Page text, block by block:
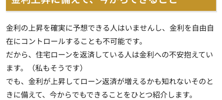
金利の上昇を確実に予想できる人はいませんし、金利を自由自
在にコントロールすることも不可能です。
だから、住宅ローンを返済している人は金利への不安抱えてい
ます。（私もそうです）
でも、金利が上昇してローン返済が増えるかも知れないそのと
きに備えて、今からでもできることをひとつ紹介します。